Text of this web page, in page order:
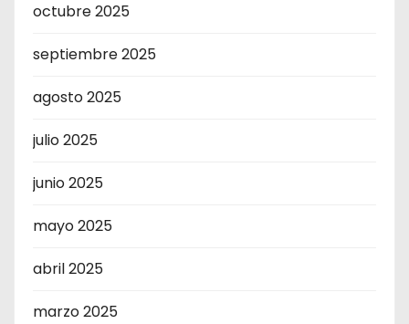
octubre 2025
septiembre 2025
agosto 2025
julio 2025
junio 2025
mayo 2025
abril 2025
marzo 2025